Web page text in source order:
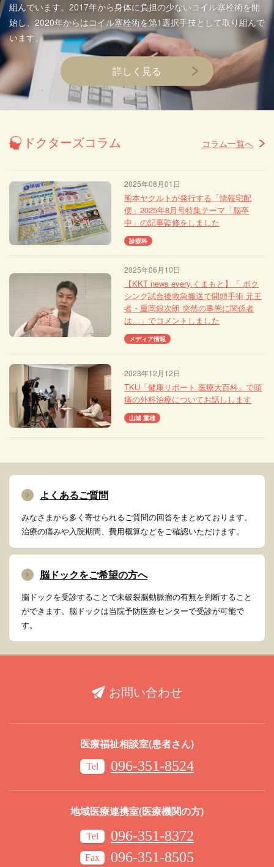
組んでいます。2017年から身体に負担の少ないコイル塞栓術を開
始し、2020年からはコイル塞栓術を第1選択手技として取り組んで
います。
詳しく見る
ドクターズコラム コラム一覧へ
2025年08月01日
熊本ヤクルトが発行する「情報宅配
便」2025年8月号特集テーマ「脳卒
中」の記事監修をしました
診療科
2025年06月10日
【KKT news every.くまもと】「 ボク
シング試合後救急搬送で開頭手術 元王
者・重岡銀次朗 突然の事態に関係者
は…」でコメントしました
メディア情報
2023年12月12日
TKU「健康リポート 医療大百科」で頭
痛の外科治療についてお話しします
山城 重雄
よくあるご質問
みなさまから多く寄せられるご質問の回答をまとめております。
治療の痛みや入院期間、費用概算などをご確認いただけます。
脳ドックをご希望の方へ
脳ドックを受診することで未破裂脳動脈瘤の有無を判断すること
ができます。脳ドックは当院予防医療センターで受診が可能で
す。
お問い合わせ
医療福祉相談室(患者さん)
Tel 096-351-8524
地域医療連携室(医療機関の方)
Tel 096-351-8372
Fax 096-351-8505